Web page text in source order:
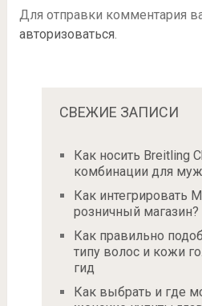
Для отправки комментария
авторизоваться.
СВЕЖИЕ ЗАПИСИ
Как носить Breitling
комбинации для
Как интегрировать
розничный магазин?
Как правильно
типу волос и кожи
гид
Как выбрать и где